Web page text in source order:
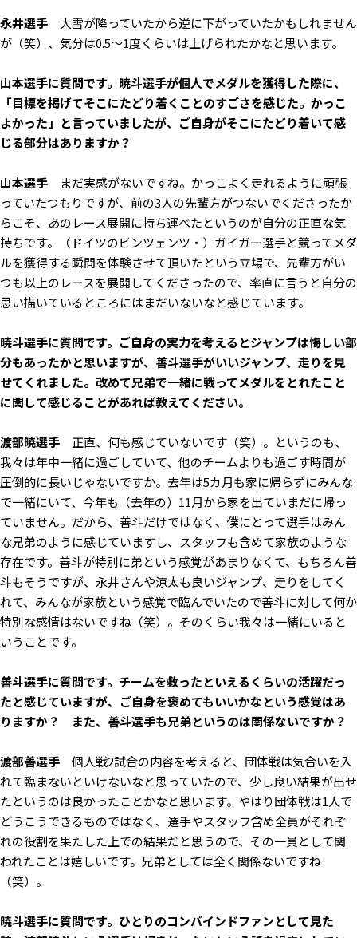
永井選手 大雪が降っていたから逆に下がっていたかもしれません
が（笑）、気分は0.5～1度くらいは上げられたかなと思います。
――山本選手に質問です。暁斗選手が個人でメダルを獲得した際に、
「目標を掲げてそこにたどり着くことのすごさを感じた。かっこ
よかった」と言っていましたが、ご自身がそこにたどり着いて感
じる部分はありますか？
山本選手 まだ実感がないですね。かっこよく走れるように頑張
っていたつもりですが、前の3人の先輩方がつないでくださったか
らこそ、あのレース展開に持ち運べたというのが自分の正直な気
持ちです。（ドイツのビンツェンツ・）ガイガー選手と競ってメダ
ルを獲得する瞬間を体験させて頂いたという立場で、先輩方がい
つも以上のレースを展開してくださったので、率直に言うと自分の
思い描いているところにはまだいないなと感じています。
――暁斗選手に質問です。ご自身の実力を考えるとジャンプは悔しい部
分もあったかと思いますが、善斗選手がいいジャンプ、走りを見
せてくれました。改めて兄弟で一緒に戦ってメダルをとれたこと
に関して感じることがあれば教えてください。
渡部暁選手 正直、何も感じていないです（笑）。というのも、
我々は年中一緒に過ごしていて、他のチームよりも過ごす時間が
圧倒的に長いじゃないですか。去年は5カ月も家に帰らずにみんな
で一緒にいて、今年も（去年の）11月から家を出ていまだに帰っ
ていません。だから、善斗だけではなく、僕にとって選手はみん
な兄弟のように感じていますし、スタッフも含めて家族のような
存在です。善斗が特別に弟という感覚があまりなくて、もちろん善
斗もそうですが、永井さんや涼太も良いジャンプ、走りをしてく
れて、みんなが家族という感覚で臨んでいたので善斗に対して何か
特別な感情はないですね（笑）。そのくらい我々は一緒にいると
いうことです。
――善斗選手に質問です。チームを救ったといえるくらいの活躍だっ
たと感じていますが、ご自身を褒めてもいいかなという感覚はあ
りますか？ また、善斗選手も兄弟というのは関係ないですか？
渡部善選手 個人戦2試合の内容を考えると、団体戦は気合いを入
れて臨まないといけないなと思っていたので、少し良い結果が出せ
たというのは良かったことかなと思います。やはり団体戦は1人で
どうこうできるものではなく、選手やスタッフ含め全員がそれぞ
れの役割を果たした上での結果だと思うので、その一員として関
われたことは嬉しいです。兄弟としては全く関係ないですね
（笑）。
――暁斗選手に質問です。ひとりのコンバインドファンとして見た